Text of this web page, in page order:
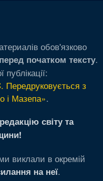
обов'язково
початком тексту.
з
і Мазепа».
світу та
виклали в окремій
на неї.